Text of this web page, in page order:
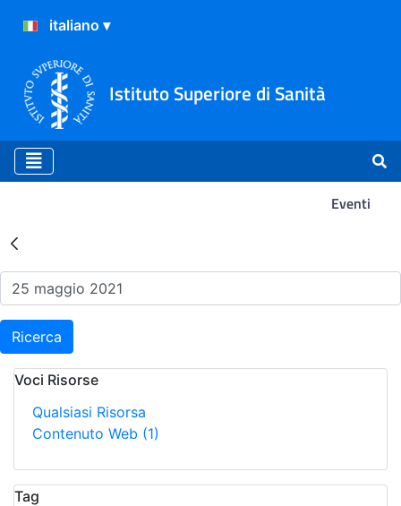
Istituto Superiore di Sanità
Eventi
Risultati della Ricerca -
Ricerca
Voci Risorse
Qualsiasi Risorsa
Contenuto Web (1)
Tag